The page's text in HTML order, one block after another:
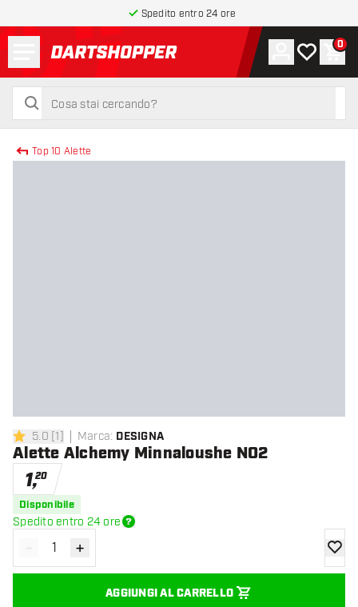
Spedito entro 24 ore
torna alla home page
cerca
cerca
Account
La mia0
Top 10 Alette
5 stelle di valutazione
5.0 [1] Marca: DESIGNA
Alette Alchemy Minnaloushe NO2
1,20
Disponibile
Spedito entro 24 ore
Diminuisci quantità
- Aumenta quantità
+
AGGIUNGI AL CARRELLO